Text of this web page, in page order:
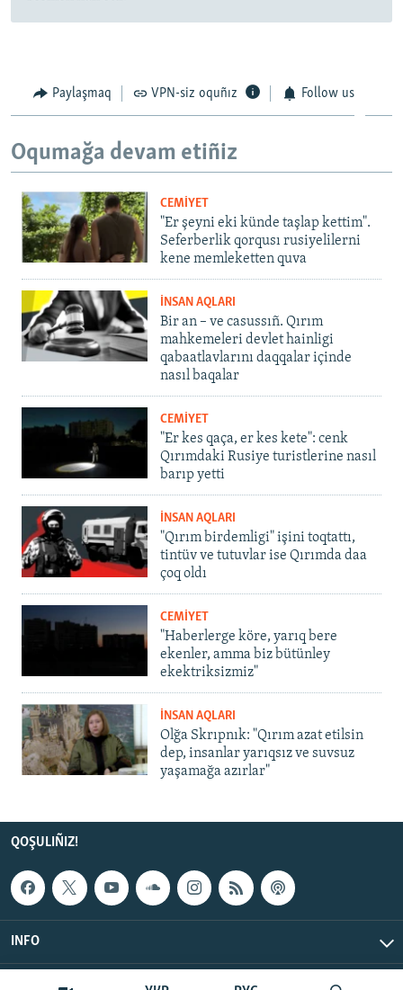
Paylaşmaq VPN-siz oquñız Follow us
Oqumağa devam etiñiz
CEMİYET
"Er şeyni eki künde taşlap kettim".
Seferberlik qorqusı rusiyelilerni
kene memleketten quva
İNSAN AQLARI
Bir an – ve casussıñ. Qırım
mahkemeleri devlet hainligi
qabaatlavlarını daqqalar içinde
nasıl baqalar
CEMİYET
"Er kes qaça, er kes kete": cenk
Qırımdaki Rusiye turistlerine nasıl
barıp yetti
İNSAN AQLARI
"Qırım birdemligi" işini toqtattı,
tintüv ve tutuvlar ise Qırımda daa
çoq oldı
CEMİYET
"Haberlerge köre, yarıq bere
ekenler, amma biz bütünley
ekektriksizmiz"
İNSAN AQLARI
Olğa Skrıpnık: "Qırım azat etilsin
dep, insanlar yarıqsız ve suvsuz
yaşamağa azırlar"
QOŞULIÑIZ!
INFO